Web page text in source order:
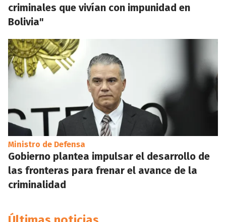
criminales que vivían con impunidad en
Bolivia"
Ministro de Defensa
Gobierno plantea impulsar el desarrollo de
las fronteras para frenar el avance de la
criminalidad